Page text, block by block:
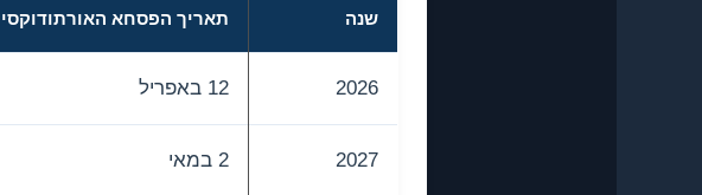
שנה תאריך הפסחא האורתודוקסי
2026 12 באפריל
2027 2 במאי